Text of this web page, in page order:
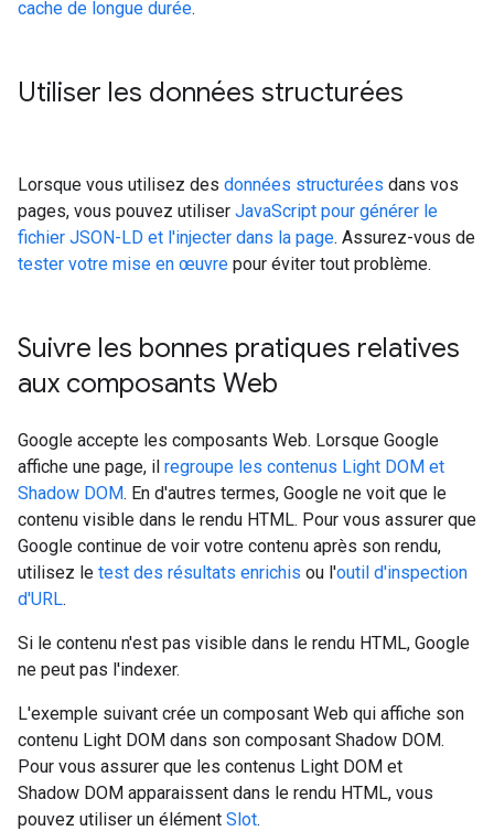
cache de longue durée.
Utiliser les données structurées
Lorsque vous utilisez des données structurées dans vos
pages, vous pouvez utiliser JavaScript pour générer le
fichier JSON-LD et l'injecter dans la page. Assurez-vous de
tester votre mise en œuvre pour éviter tout problème.
Suivre les bonnes pratiques relatives
aux composants Web
Google accepte les composants Web. Lorsque Google
affiche une page, il regroupe les contenus Light DOM et
Shadow DOM. En d'autres termes, Google ne voit que le
contenu visible dans le rendu HTML. Pour vous assurer que
Google continue de voir votre contenu après son rendu,
utilisez le test des résultats enrichis ou l'outil d'inspection
d'URL.
Si le contenu n'est pas visible dans le rendu HTML, Google
ne peut pas l'indexer.
L'exemple suivant crée un composant Web qui affiche son
contenu Light DOM dans son composant Shadow DOM.
Pour vous assurer que les contenus Light DOM et
Shadow DOM apparaissent dans le rendu HTML, vous
pouvez utiliser un élément Slot.